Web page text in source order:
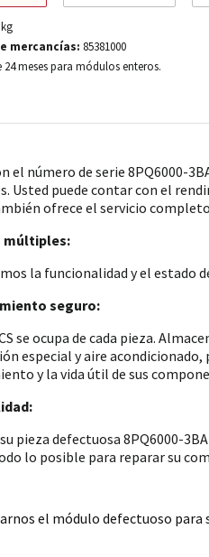
mercancías: 85381000
24 meses para módulos enteros.
el número de serie 8PQ6000-
Usted puede contar con el
ofrece el servicio
múltiples:
la funcionalidad y el estado
seguro:
se ocupa de cada pieza.
especial y aire acondicionado,
y la vida útil de sus
pieza defectuosa 8PQ6000-
lo posible para reparar su
el módulo defectuoso para